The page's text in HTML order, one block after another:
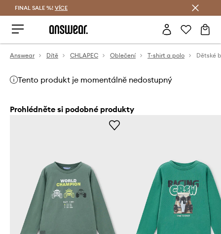
FINAL SALE %! VÍCE
Answear Dítě CHLAPEC Oblečení T-shirt a polo
Tento produkt je momentálně nedostupný
Prohlédněte si podobné produkty